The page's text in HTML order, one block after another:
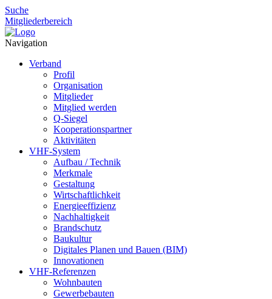
Suche
Mitgliederbereich
Navigation
Verband
Profil
Organisation
Mitglieder
Mitglied werden
Q-Siegel
Kooperationspartner
Aktivitäten
VHF-System
Aufbau / Technik
Merkmale
Gestaltung
Wirtschaftlichkeit
Energieeffizienz
Nachhaltigkeit
Brandschutz
Baukultur
Digitales Planen und Bauen (BIM)
Innovationen
VHF-Referenzen
Wohnbauten
Gewerbebauten